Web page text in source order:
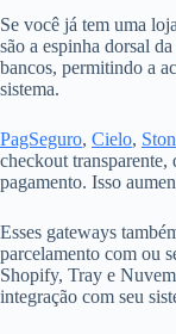
Se você já tem uma
são a espinha dorsal
bancos, permitindo a
sistema.
PagSeguro, Cielo,
checkout
pagamento. Isso
Esses gateways
parcelamento com ou
Shopify, Tray e
integração com seu